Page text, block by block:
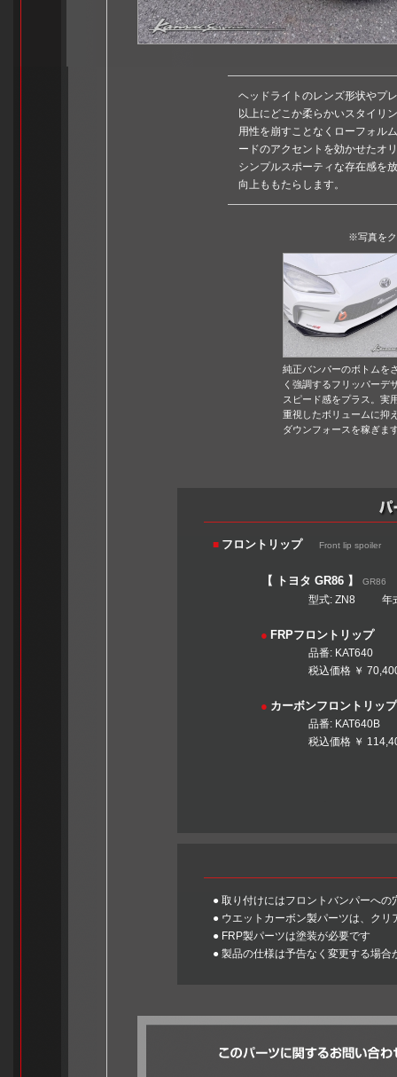
ヘッドライトのレンズ形状やプ
以上にどこか柔らかいスタイリ
用性を崩すことなくローフォル
ードのアクセントを効かせたオ
シンプルスポーティな存在感を
向上ももたらします。
※写真をク
純正バンパーのボトムを
く強調するフリッパーデ
スピード感をプラス。実
重視したボリュームに抑
ダウンフォースを稼ぎま
■ フロントリップ Front lip spoiler
【 トヨタ GR86 】 GR86
型式: ZN8 年式:
● FRPフロントリップ
品番:
税込価格 ￥ 70,400 <本
● カーボンフロントリップ
品番:
税込価格 ￥ 114,400 <本
● 取り付けにはフロントバンパーへの
● ウエットカーボン製パーツは、ク
● FRP製パーツは塗装が必要です
● 製品の仕様は予告なく変更する場合